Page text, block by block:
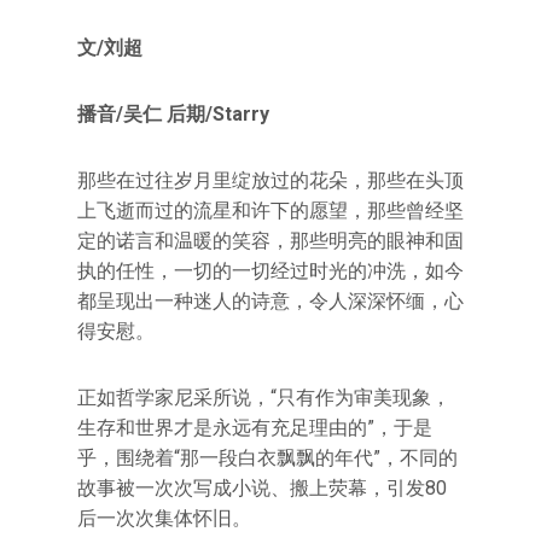
文/刘超
播音/吴仁 后期/Starry
那些在过往岁月里绽放过的花朵，那些在头顶
上飞逝而过的流星和许下的愿望，那些曾经坚
定的诺言和温暖的笑容，那些明亮的眼神和固
执的任性，一切的一切经过时光的冲洗，如今
都呈现出一种迷人的诗意，令人深深怀缅，心
得安慰。
正如哲学家尼采所说，“只有作为审美现象，
生存和世界才是永远有充足理由的”，于是
乎，围绕着“那一段白衣飘飘的年代”，不同的
故事被一次次写成小说、搬上荧幕，引发80
后一次次集体怀旧。